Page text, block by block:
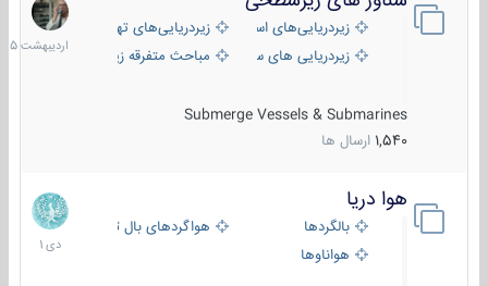
زیردریایی‌های استراتژیکزیردریایی‌های تهاجمی
زیردریایی های سبک
مباحث متفرقه زیرسطحی
Submerge Vessels & Submarines
1,540 ارسال ها
1405
هوا دریا
بالگردها
هواگردهای بال ثابت
هواناوها
12
دی
1401